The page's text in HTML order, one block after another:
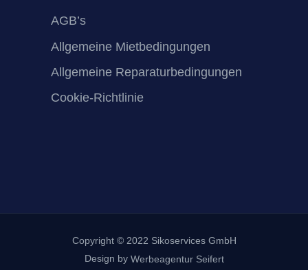
AGB’s
Allgemeine Mietbedingungen
Allgemeine Reparaturbedingungen
Cookie-Richtlinie
Copyright © 2022 Sikoservices GmbH
Design by Werbeagentur Seifert